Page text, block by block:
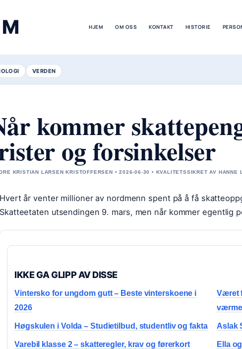
HJEM OM OSS KONTAKT HISTORIE
VERDEN
kommer
og forsinkelser
KRISTIAN LARSEN KRISTOFFERSEN • 2026-06-30 • KVALITETSSIKRET AV HANNE
Hvert år venter millioner av nordmenn spent på å få
Skatteetaten utsendingen 9. mars, men når kommer egentlig
IKKE GA GLIPP AV DISSE
Vintersko for ungdom gutt – Beste vinterskoene i
2026
Været
Høgskulen i Volda – Studietilbud, studentliv og fakta Aslak
Varebil klasse 2 – skatteregler, krav og førerkort Ella